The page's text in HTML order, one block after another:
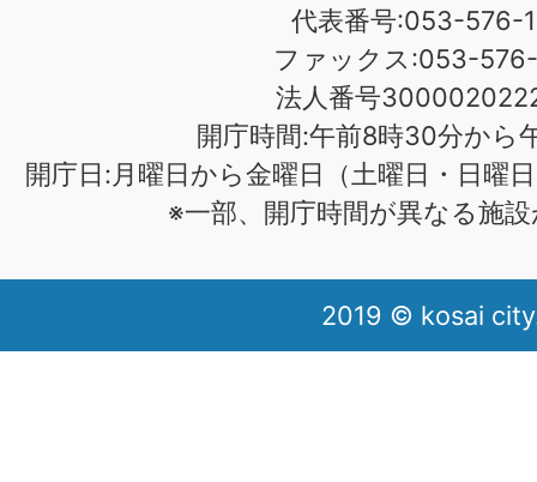
代表番号:053-576-
ファックス:053-576-
法人番号
開庁時間:午前8時30分から
開庁日:月曜日から金曜日（土曜日・日曜
※一部、開庁時間が異なる施
2019 © kosai